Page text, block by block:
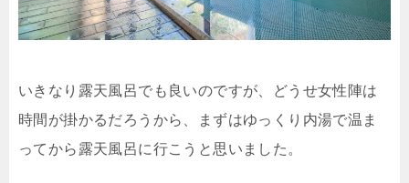
いきなり露天風呂でも良いのですが、どうせ女性陣は
時間が掛かるだろうから、まずはゆっくり内湯で温ま
ってから露天風呂に行こうと思いました。